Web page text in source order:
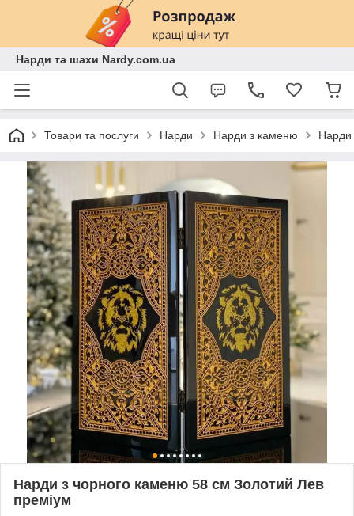
Нарди та шахи Nardy.com.ua
Товари та послуги Нарди Нарди з каменю Нарди
Нарди з чорного каменю 58 см Золотий Лев
преміум